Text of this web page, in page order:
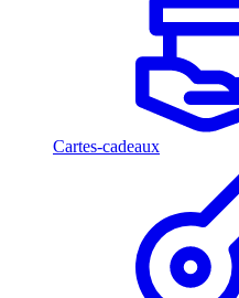
Cartes-cadeaux